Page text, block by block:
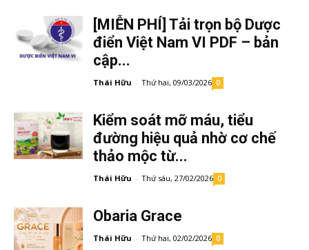
[MIỄN PHÍ] Tải trọn bộ Dược
điển Việt Nam VI PDF – bản
cập...
Thái Hữu - Thứ hai, 09/03/2026 0
Kiểm soát mỡ máu, tiểu
đường hiệu quả nhờ cơ chế
thảo mộc từ...
Thái Hữu - Thứ sáu, 27/02/2026 0
Obaria Grace
Thái Hữu - Thứ hai, 02/02/2026 0